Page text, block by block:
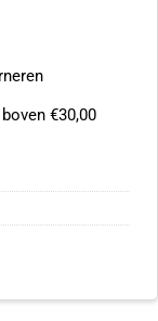
€30,00